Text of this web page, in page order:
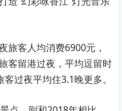
旅客人均消费6900元，
客留港过夜，平均逗留时
过夜平均住3.1晚更多。